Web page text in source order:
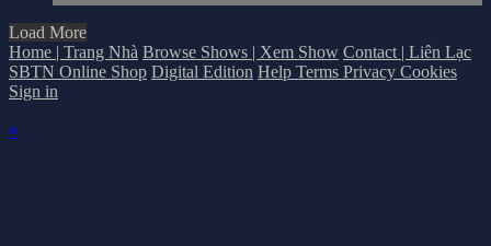
Load More
Home | Trang Nhà Browse Shows | Xem Show Contact | Liên Lạc
SBTN Online Shop Digital Edition Help Terms Privacy Cookies
Sign in
×